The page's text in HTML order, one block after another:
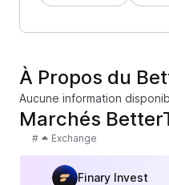
À Propos du
Aucune information
Marchés
# Exchange
Finary Invest